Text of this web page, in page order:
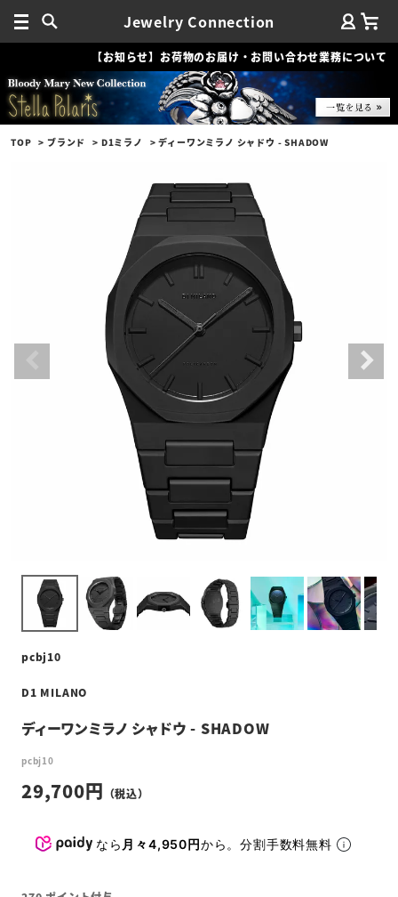
Jewelry Connection
【お知らせ】お荷物のお届け・お問い合わせ業務について
TOP ブランド D1ミラノ ディーワンミラノ シャドウ - SHADOW
pcbj10
D1 MILANO
ディーワンミラノ シャドウ - SHADOW
pcbj10
29,700
なら 月々4,950円から。分割手数料無料